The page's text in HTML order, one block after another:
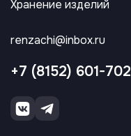
Хранение изделий
renzachi@inbox.ru
+7 (8152) 601-702